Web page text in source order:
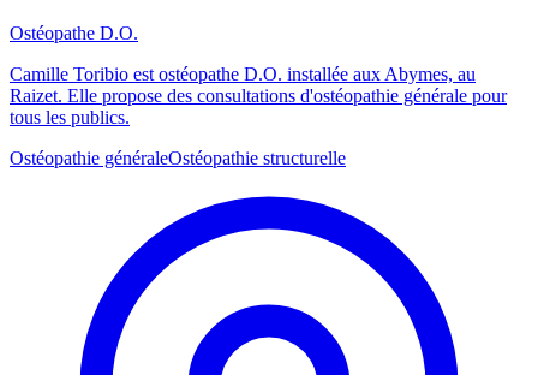
Ostéopathe D.O.
Camille Toribio est ostéopathe D.O. installée aux Abymes, au
Raizet. Elle propose des consultations d'ostéopathie générale pour
tous les publics.
Ostéopathie généraleOstéopathie structurelle